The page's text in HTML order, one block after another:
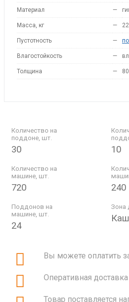
Материал —
Масса, кг — 22
Пустотность —
Влагостойкость —
Толщина — 80
Количество на
поддоне, шт.
30 10
Количество на
машине, шт.
720 240
Поддонов на
машине, шт.
24
Зона
Вы можете оплатить
Оперативная
Товар поставляется